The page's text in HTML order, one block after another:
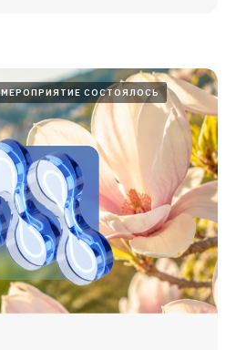
МЕРОПРИЯТИЕ СОСТОЯЛОСЬ